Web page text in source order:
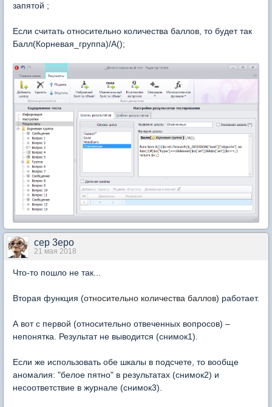
запятой ;
Если считать относительно количества баллов, то будет так
Балл(Корневая_группа)/A();
cep 3epo
21 мая 2018
Что-то пошло не так...
Вторая функция (относительно количества баллов) работает.
А вот с первой (относительно отвеченных вопросов) –
непонятка. Результат не выводится (снимок1).
Если же использовать обе шкалы в подсчете, то вообще
аномалия: "белое пятно" в результатах (снимок2) и
несоответствие в журнале (снимок3).